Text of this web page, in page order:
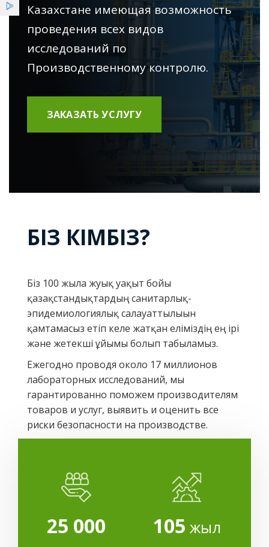
Қызметтер
Жаңалықтар
ҰСО жаршысы
Казахстане имеющая возможность
проведения всех видов
исследований по
Производственному контролю.
ЗАКАЗАТЬ УСЛУГУ
БІЗ КІМБІЗ?
Біз 100 жылға жуық уақыт бойы
қазақстандықтардың санитарлық-
эпидемиологиялық салауаттылығын
қамтамасыз етіп келе жатқан еліміздің ең ірі
және жетекші ұйымы болып табыламыз.
Ежегодно проводя около 17 миллионов
лабораторных исследований, мы
гарантированно поможем производителям
товаров и услуг, выявить и оценить все
риски безопасности на производстве.
25 000 105 жыл